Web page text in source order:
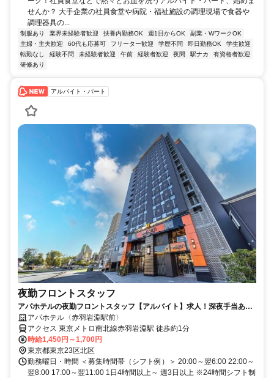
せんか？ 大手企業の社員食堂や病院・福祉施設の調理現場で食器や
調理器具の...
制服あり 業界未経験者歓迎 扶養内勤務OK 週1日からOK
副業・WワークOK
主婦・主夫歓迎
60代も応募可 フリーター歓迎 学歴不問 即日勤務OK
学生歓迎
転勤なし
経験不問 未経験者歓迎 午前 経験者歓迎 夜間 駅ナカ
有資格者歓迎
研修あり
アルバイト・パート
夜勤フロントスタッフ
アパホテルの夜勤フロントスタッフ【アルバイト】求人！深夜手当あり
の夜勤帯でしっかり稼げる
アパホテル〈赤羽岩淵駅前〉
アクセス 東京メトロ南北線赤羽岩淵駅 徒歩約1分
時給1,450円～1,700円
東京都東京23区北区
勤務曜日・時間 ＜募集時間帯（シフト例）＞ 20:00～翌6:00 22:00～
翌8:00 17:00～翌11:00 1日4時間以上～ 週3日以上 ※24時間シフト制